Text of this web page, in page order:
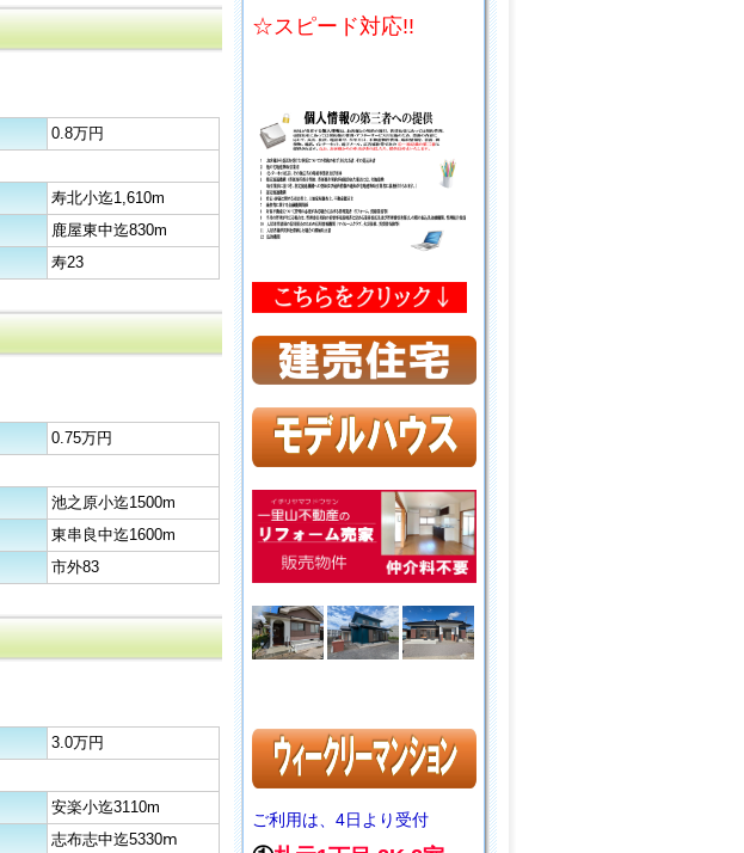
0.8万円
寿北小迄1,610m
鹿屋東中迄830m
寿23
0.75万円
池之原小迄1500m
東串良中迄1600m
市外83
3.0万円
安楽小迄3110m
志布志中迄5330ⅿ
☆スピード対応!!
ご利用は、4日より受付